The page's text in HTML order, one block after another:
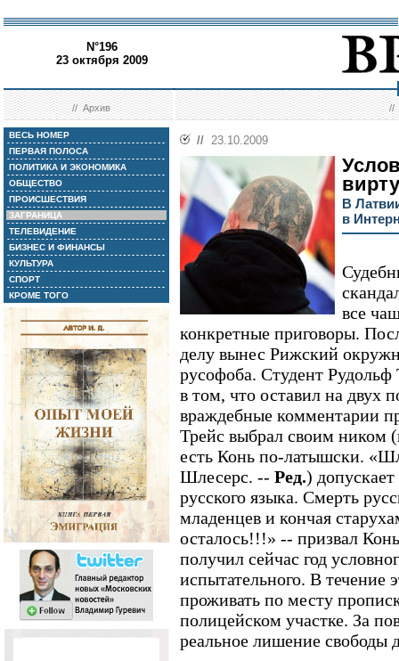
N°196
23 октября 2009
//Архив //
ВЕСЬ НОМЕР
ПЕРВАЯ ПОЛОСА
ПОЛИТИКА И ЭКОНОМИКА
ОБЩЕСТВО
ПРОИСШЕСТВИЯ
ЗАГРАНИЦА
ТЕЛЕВИДЕНИЕ
БИЗНЕС И ФИНАНСЫ
КУЛЬТУРА
СПОРТ
КРОМЕ ТОГО
// 23.10.2009
В
в
все
конкретные приговоры.
делу вынес Рижский
русофоба. Студент
в том, что оставил на двух
враждебные комментарии
Трейс выбрал своим ником
есть Конь по-латышски.
Шлесерс. -- Ред.)
русского языка. Смерть
младенцев и кончая
осталось!!!» -- призвал
получил сейчас год
испытательного. В течение
проживать по месту
полицейском участке. За
реальное лишение свободы